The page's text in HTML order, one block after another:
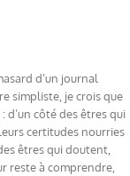
d’un journal
simpliste, je crois que
d’un côté des êtres qui
certitudes nourries
êtres qui doutent,
reste à comprendre,